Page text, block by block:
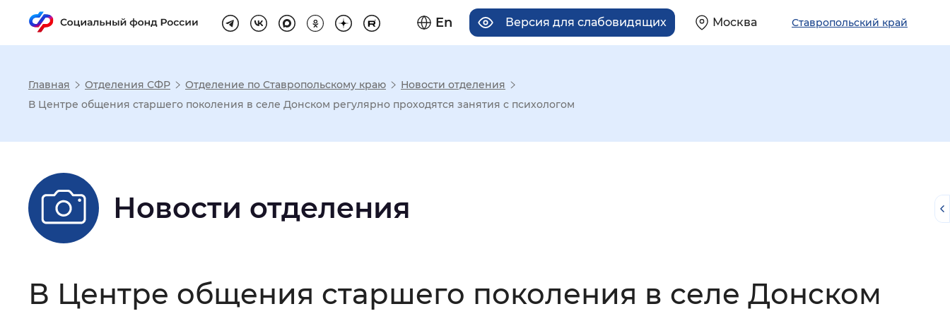
En Версия для слабовидящих Москва Ставропольский край
Настройка режима отображения
Шрифт: Без засечек С засечками
Интервал между буквами
Главная Отделения СФР Отделение по Ставропольскому краю
Новости отделения
В Центре общения старшего поколения в селе Донском регулярно проходятся занятия с психологом
Новости отделения
В Центре общения старшего поколения в селе Донском